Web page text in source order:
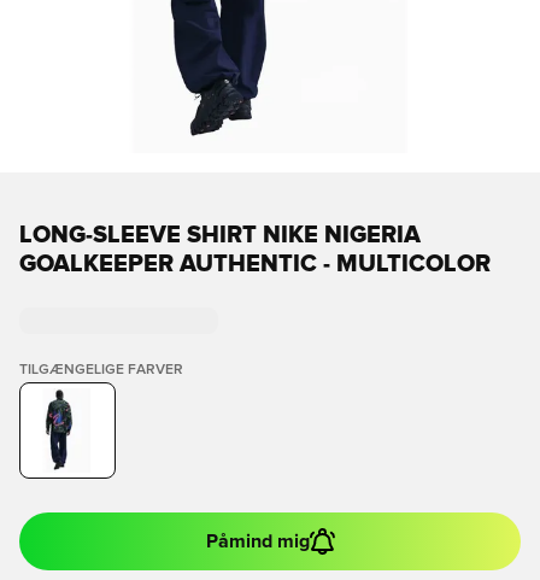
LONG-SLEEVE SHIRT NIKE NIGERIA
GOALKEEPER AUTHENTIC - MULTICOLOR
TILGÆNGELIGE FARVER
Påmind mig